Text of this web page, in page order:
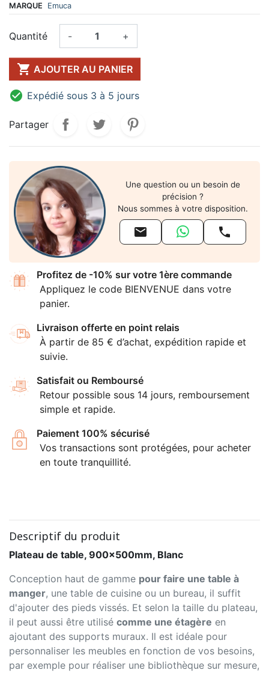
MARQUE
Emuca
Quantité - +
 AJOUTER AU PANIER
 Expédié sous 3 à 5 jours
Partager
Une question ou un besoin de
précision ?
Nous sommes à votre disposition.
 
Profitez de -10% sur votre 1ère commande
Appliquez le code BIENVENUE dans votre
panier.
Livraison offerte en point relais
À partir de 85 € d’achat, expédition rapide et
suivie.
Satisfait ou Remboursé
Retour possible sous 14 jours, remboursement
simple et rapide.
Paiement 100% sécurisé
Vos transactions sont protégées, pour acheter
en toute tranquillité.
Descriptif du produit
Plateau de table, 900x500mm, Blanc
Conception haut de gamme pour faire une table à
manger, une table de cuisine ou un bureau, il suffit
d'ajouter des pieds vissés. Et selon la taille du plateau,
il peut aussi être utilisé comme une étagère en
ajoutant des supports muraux. Il est idéale pour
personnaliser les meubles en fonction de vos besoins,
par exemple pour réaliser une bibliothèque sur mesure,